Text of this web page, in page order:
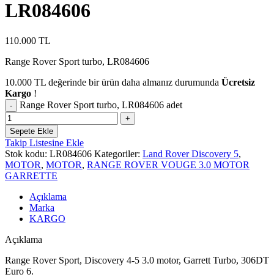
LR084606
110.000 TL
Range Rover Sport turbo, LR084606
10.000 TL değerinde bir ürün daha almanız durumunda Ücretsiz
Kargo !
Range Rover Sport turbo, LR084606 adet
Sepete Ekle
Takip Listesine Ekle
Stok kodu: LR084606 Kategoriler: Land Rover Discovery 5,
MOTOR, MOTOR, RANGE ROVER VOUGE 3.0 MOTOR
GARRETTE
Açıklama
Marka
KARGO
Açıklama
Range Rover Sport, Discovery 4-5 3.0 motor, Garrett Turbo, 306DT
Euro 6.